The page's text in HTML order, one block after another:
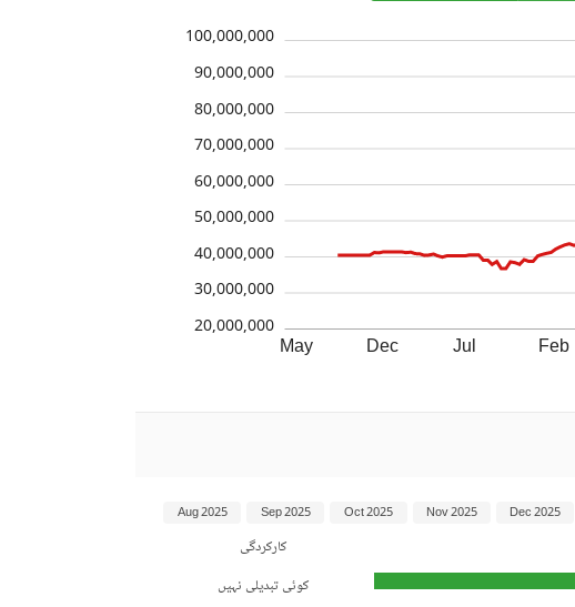
May Dec Jul Feb
20,000,000
30,000,000
40,000,000
50,000,000
60,000,000
70,000,000
80,000,000
90,000,000
100,000,000
کارکردگی
کوئی تبدیلی نہیں
Dec 2025
Nov 2025
Oct 2025
Sep 2025
Aug 2025